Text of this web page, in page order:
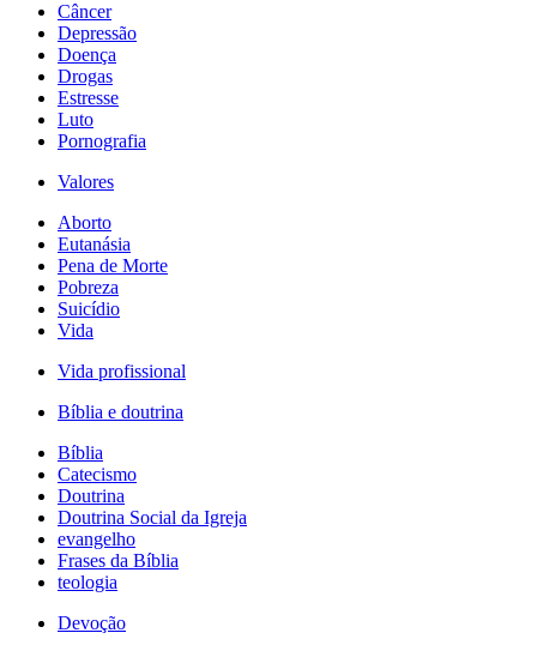
Câncer
Depressão
Doença
Drogas
Estresse
Luto
Pornografia
Valores
Aborto
Eutanásia
Pena de Morte
Pobreza
Suicídio
Vida
Vida profissional
Bíblia e doutrina
Bíblia
Catecismo
Doutrina
Doutrina Social da Igreja
evangelho
Frases da Bíblia
teologia
Devoção